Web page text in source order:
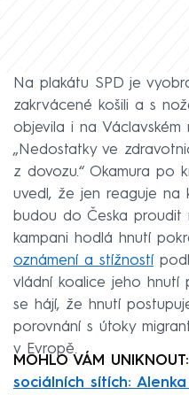
Na plakátu SPD je
zakrvácené košili a s
objevila i na
„Nedostatky ve
z dovozu.“ Okamura po
uvedl, že jen reaguje na
budou do Česka proudit
kampani hodlá hnutí
oznámení a stížností
vládní koalice jeho hnutí
se hájí, že hnutí
porovnání s útoky
v Evropě.
MOHLO VÁM UNIKNOUT:
sociálních sítích: